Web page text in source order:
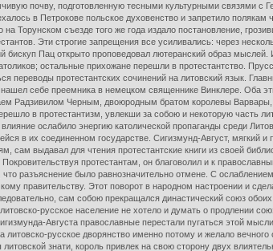
почву, подготовленную тесными культурными связями с
в Петрокове польское духовенство и запретило
Торунском съезде того же года издало постановление,
Эти строгие запрещения все усиливались: через
Пац открыто проповедовал лютеранский образ
остальные прихожане перешли в протестантство.
переводы протестантских сочинений на литовский язык.
себе преемника в немецком священнике Винклере. Оба
Радзивилом Черным, двоюродным братом королевы
в протестантизм, увлекши за собою и некоторую часть
ослабило энергию католической пропаганды среди
в их соединенном государстве. Сигизмунд-Август, мягкий
сам выдавал для чтения протестантские книги из своей
протестантам, он благоволил и к
разъяснение было равнозначительно отмене. С
правительству. Этот поворот в народном настроении и
сам собою прекращался династический союз
русское население не хотело и думать о
Августа православные перестали пугаться этой
литовско-русское дворянство именно потому и желало
знати, король привлек на свою сторону двух